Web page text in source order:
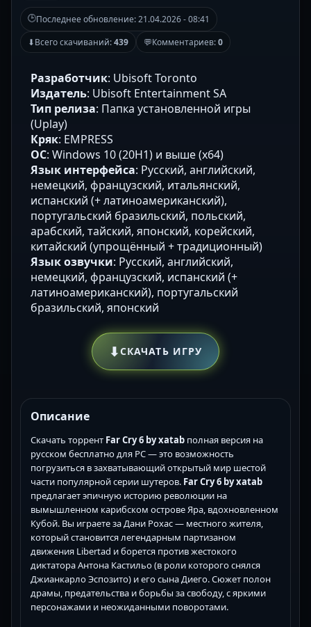
🕒Последнее обновление:21.04.2026 - 08:41
⬇Всего скачиваний:439 💬Комментариев:0
Разработчик: Ubisoft Toronto
Издатель: Ubisoft Entertainment SA
Тип релиза: Папка установленной игры
(Uplay)
Кряк: EMPRESS
ОС: Windows 10 (20H1) и выше (х64)
Язык интерфейса: Русский, английский,
немецкий, французский, итальянский,
испанский (+ латиноамериканский),
португальский бразильский, польский,
арабский, тайский, японский, корейский,
китайский (упрощённый + традиционный)
Язык озвучки: Русский, английский,
немецкий, французский, испанский (+
латиноамериканский), португальский
бразильский, японский
⬇СКАЧАТЬ ИГРУ
Описание
Скачать торрент Far Cry 6 by xatab полная версия на
русском бесплатно для PC — это возможность
погрузиться в захватывающий открытый мир шестой
части популярной серии шутеров. Far Cry 6 by xatab
предлагает эпичную историю революции на
вымышленном карибском острове Яра, вдохновленном
Кубой. Вы играете за Дани Рохас — местного жителя,
который становится легендарным партизаном
движения Libertad и борется против жестокого
диктатора Антона Кастильо (в роли которого снялся
Джианкарло Эспозито) и его сына Диего. Сюжет полон
драмы, предательства и борьбы за свободу, с яркими
персонажами и неожиданными поворотами.